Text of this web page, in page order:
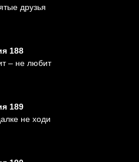
друзья
188
– не любит
189
не ходи